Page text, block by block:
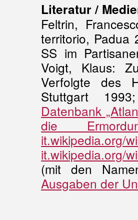
Literatur /
Feltrin,
territorio, Padua
SS im
Voigt, Klaus:
Verfolgte des
Stuttgart
Datenbank
die
it.wikipedia.org/
it.wikipedia.org/
(mit den
Ausgaben der